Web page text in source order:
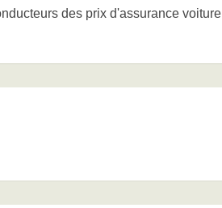
des prix d'assurance voiture